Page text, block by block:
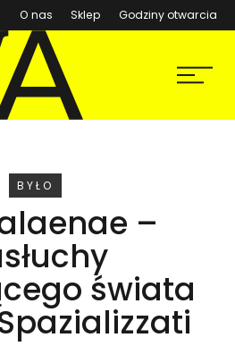
O nas Sklep (otwiera się w nowym
Godziny otwarcia
Menu
WYDARZENIE
BYŁO
–
świata